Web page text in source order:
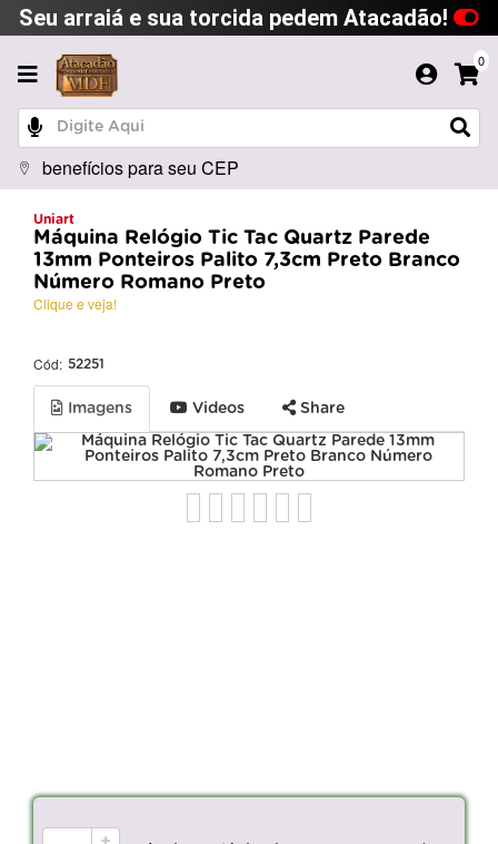
Seu arraiá e sua torcida pedem Atacadão!
0
benefícios para seu CEP
Uniart
Máquina Relógio Tic Tac Quartz Parede
13mm Ponteiros Palito 7,3cm Preto Branco
Número Romano Preto
Clique e veja!
Cód: 52251
Imagens Videos Share